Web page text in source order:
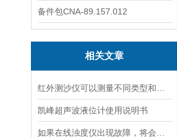
备件包CNA-89.157.012
相关文章
凯峰超声波液位计使用说明书